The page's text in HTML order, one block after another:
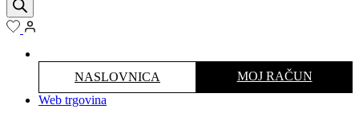
NASLOVNICA
MOJ RAČUN
Web trgovina